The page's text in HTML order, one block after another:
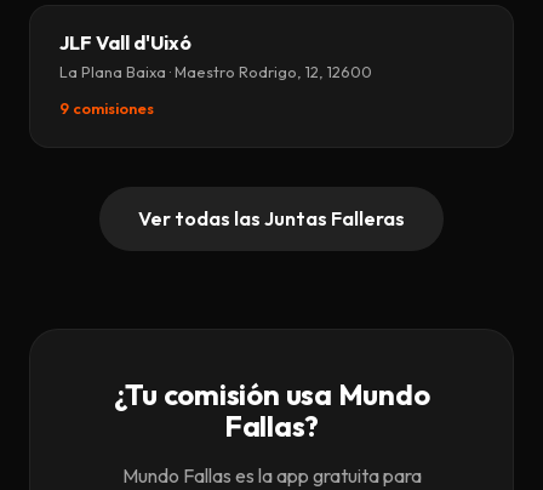
JLF Vall d'Uixó
La Plana Baixa · Maestro Rodrigo, 12, 12600
9 comisiones
Ver todas las Juntas Falleras
¿Tu comisión usa Mundo
Fallas?
Mundo Fallas es la app gratuita para